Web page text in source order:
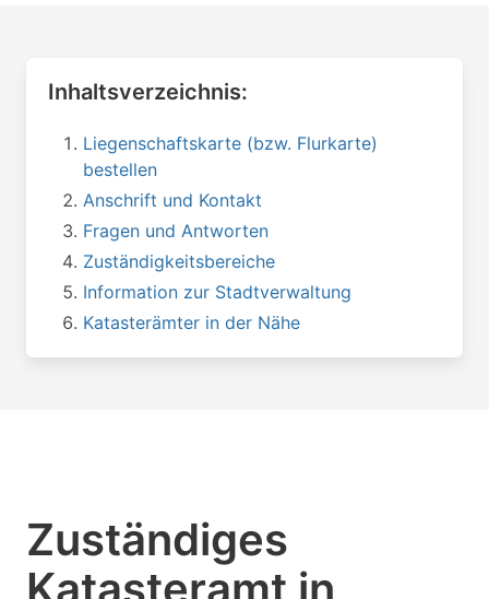
Inhaltsverzeichnis:
Liegenschaftskarte (bzw. Flurkarte)
bestellen
Anschrift und Kontakt
Fragen und Antworten
Zuständigkeitsbereiche
Information zur Stadtverwaltung
Katasterämter in der Nähe
Zuständiges